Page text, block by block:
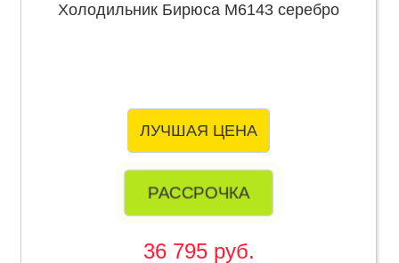
Холодильник Бирюса M6143 серебро
ЛУЧШАЯ ЦЕНА
РАССРОЧКА
36 795 руб.